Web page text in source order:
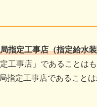
指定工事店（指定給水
工事店」であることは
指定工事店であること